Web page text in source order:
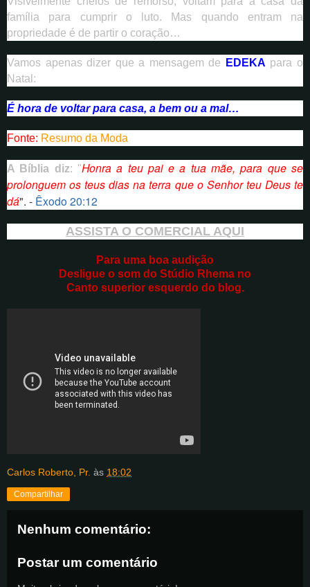
família para cumprir o luto. Mas quando entram na
propriedade é de partir o coração…
Vamos apenas dizer que a mensagem de EDEKA para o
Natal:
É hora de voltar para casa, a bem ou a mal…
Fonte: Resumo da Moda
A Bíblia diz: "Honra a teu pai e a tua mãe, para que se
prolonguem os teus dias na terra que o Senhor teu Deus te
dá". - Êxodo 20:12
ASSISTA O COMERCIAL AQUI
Para uma boa audição
Desligue o som do Stúdio Rhema no
Canto superior esquerdo do blog.
Carlos Roberto, Pr. às 18:02
Compartilhar
Nenhum comentário:
Postar um comentário